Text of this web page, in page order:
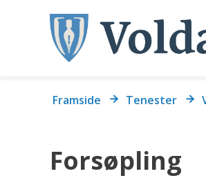
Du
Framside Tenester
Forsøpling